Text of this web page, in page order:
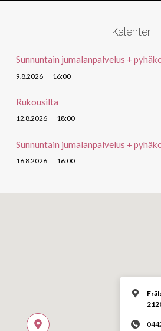
Kalenteri
Sunnuntain jumalanpalvelus +
9.8.2026 16:00
Rukousilta
12.8.2026 18:00
Sunnuntain jumalanpalvelus +
16.8.2026 16:00